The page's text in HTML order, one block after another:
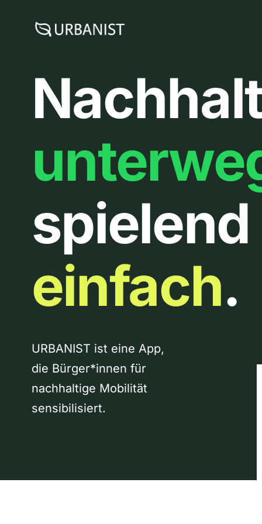
spielend
einfach.
URBANIST ist eine App,
die Bürger*innen für
nachhaltige Mobilität
sensibilisiert.